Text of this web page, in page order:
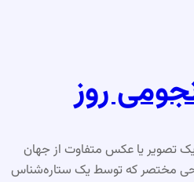
روز
تصویر یا عکس متفاوت از جهان
مختصر که توسط یک ستاره‌شناس